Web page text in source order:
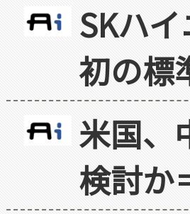
SKハ
初の標
米国、
検討か